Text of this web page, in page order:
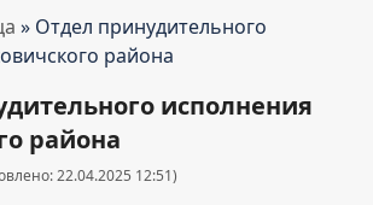
» Отдел принудительного
района
исполнения
района
22.04.2025 12:51)